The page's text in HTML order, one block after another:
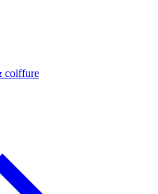
coiffure